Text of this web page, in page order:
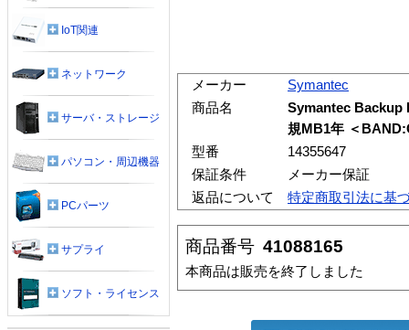
メーカー
Symantec
商品名
Symantec Backup
規MB1年 ＜
型番
14355647
保証条件
メーカー保証
返品について
特定商取引法に基
商品番号 41088165
本商品は販売を終了しました
IoT関連
ネットワーク
サーバ・ストレージ
パソコン・周辺機器
PCパーツ
サプライ
ソフト・ライセンス